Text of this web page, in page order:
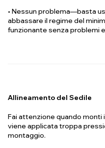
• Nessun problema—basta
abbassare il regime del
funzionante senza problemi
Allineamento del Sedile
Fai attenzione quando
viene applicata troppa
montaggio.